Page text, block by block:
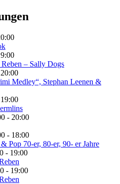
– Sally Dogs
Medley“, Stephan Leenen &
- 20:00
- 18:00
Pop 70-er, 80-er, 90- er Jahre
- 19:00
- 19:00